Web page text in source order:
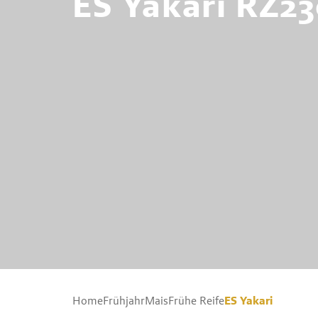
HomeFrühjahrMaisFrühe ReifeES Yakari